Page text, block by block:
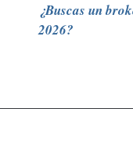
¿Buscas un
2026?